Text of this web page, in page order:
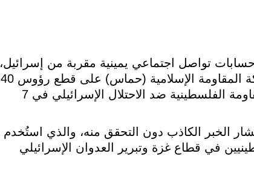
تواصل اجتماعي يمينية مقربة من إسرائيل،
أغلبها في الولايات المتحدة، روجت للمزاعم الكاذبة بإقدام حركة المقاومة الإسلامية (حماس) على قطع رؤوس 40
طفلا إسرائيليا خلال عملية “طوفان الأقصى”، التي أطلقتها المقاومة الفلسطينية ضد الاحتلال الإسرائيلي في 7
الخبر الكاذب دون التحقق منه، والذي استُخدم
في قطاع غزة وتبرير العدوان الإسرائيلي